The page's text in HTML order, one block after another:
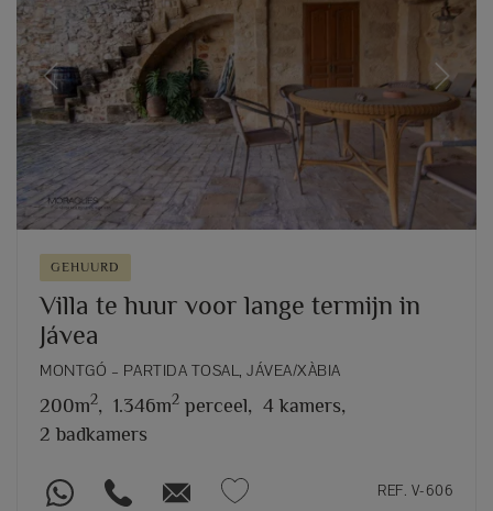
Previous Next
GEHUURD
Villa te huur voor lange termijn in
Jávea
MONTGÓ – PARTIDA TOSAL, JÁVEA/XÀBIA
200m2, 1.346m2 perceel, 4 kamers,
2 badkamers
REF. V-606